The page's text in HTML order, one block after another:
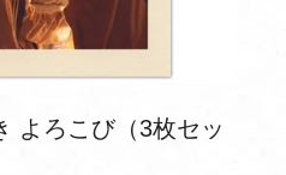
よろこび（3枚セッ